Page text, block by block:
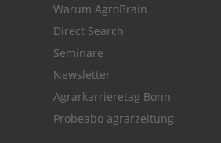
Warum AgroBrain
Direct Search
Seminare
Newsletter
Agrarkarrieretag Bonn
Probeabo agrarzeitung